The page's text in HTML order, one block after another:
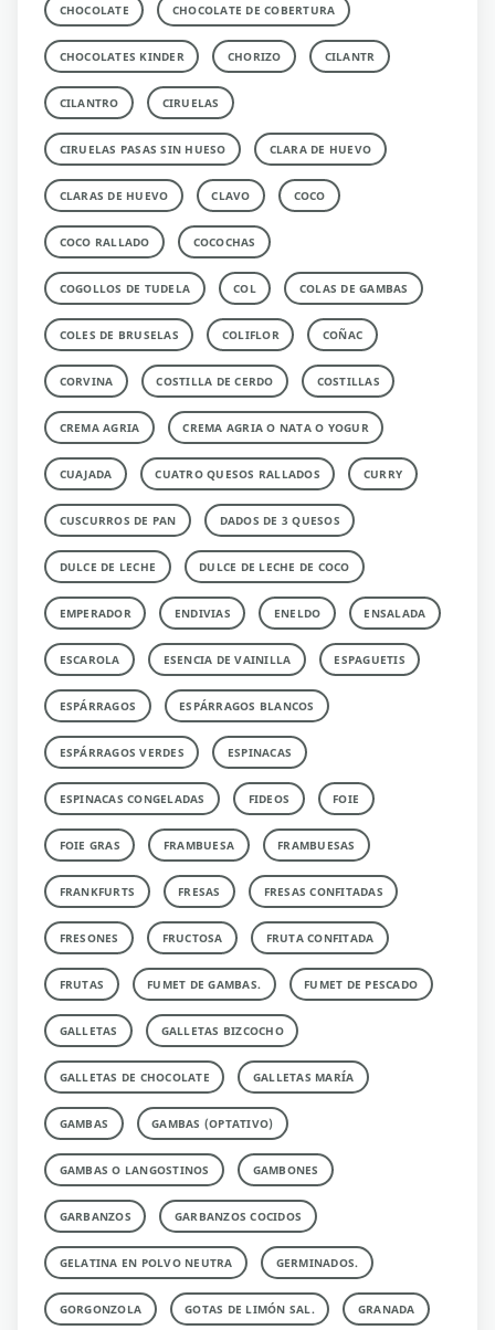
CHOCOLATE CHOCOLATE DE COBERTURA
CHOCOLATES KINDER CHORIZO CILANTR
CILANTRO CIRUELAS
CIRUELAS PASAS SIN HUESO CLARA DE HUEVO
CLARAS DE HUEVO CLAVO COCO
COCO RALLADO COCOCHAS
COGOLLOS DE TUDELA COL COLAS DE GAMBAS
COLES DE BRUSELAS COLIFLOR COÑAC
CORVINA COSTILLA DE CERDO COSTILLAS
CREMA AGRIA CREMA AGRIA O NATA O YOGUR
CUAJADA CUATRO QUESOS RALLADOS CURRY
CUSCURROS DE PAN DADOS DE 3 QUESOS
DULCE DE LECHE DULCE DE LECHE DE COCO
EMPERADOR ENDIVIAS ENELDO ENSALADA
ESCAROLA ESENCIA DE VAINILLA ESPAGUETIS
ESPÁRRAGOS ESPÁRRAGOS BLANCOS
ESPÁRRAGOS VERDES ESPINACAS
ESPINACAS CONGELADAS FIDEOS FOIE
FOIE GRAS FRAMBUESA FRAMBUESAS
FRANKFURTS FRESAS FRESAS CONFITADAS
FRESONES FRUCTOSA FRUTA CONFITADA
FRUTAS FUMET DE GAMBAS. FUMET DE PESCADO
GALLETAS GALLETAS BIZCOCHO
GALLETAS DE CHOCOLATE GALLETAS MARÍA
GAMBAS GAMBAS (OPTATIVO)
GAMBAS O LANGOSTINOS GAMBONES
GARBANZOS GARBANZOS COCIDOS
GELATINA EN POLVO NEUTRA GERMINADOS.
GORGONZOLA GOTAS DE LIMÓN SAL. GRANADA